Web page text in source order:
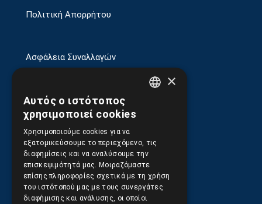
Πολιτική Απορρήτου
Ασφάλεια Συναλλαγών
Αποστολές και Πληρωμές
Επιστροφές και Ακυρώσεις
×
Αυτός ο ιστότοπος
χρησιμοποιεί cookies
Χρησιμοποιούμε cookies για να
εξατομικεύσουμε το περιεχόμενο, τις
διαφημίσεις και να αναλύσουμε την
επισκεψιμότητά μας. Μοιραζόμαστε
επίσης πληροφορίες σχετικά με τη χρήση
του ιστότοπού μας με τους συνεργάτες
διαφήμισης και ανάλυσης, οι οποίοι